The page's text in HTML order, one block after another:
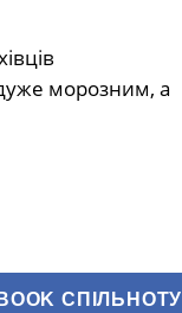
морозним, а
СПІЛЬНОТУ